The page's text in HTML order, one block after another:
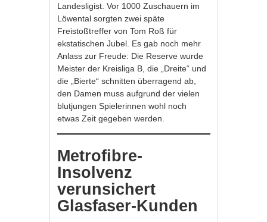
Landesligist. Vor 1000 Zuschauern im
Löwental sorgten zwei späte
Freistoßtreffer von Tom Roß für
ekstatischen Jubel. Es gab noch mehr
Anlass zur Freude: Die Reserve wurde
Meister der Kreisliga B, die „Dreite“ und
die „Bierte“ schnitten überragend ab,
den Damen muss aufgrund der vielen
blutjungen Spielerinnen wohl noch
etwas Zeit gegeben werden.
Metrofibre-
Insolvenz
verunsichert
Glasfaser-Kunden